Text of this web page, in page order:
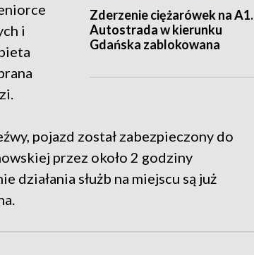
Zderzenie ciężarówek na A1.
Autostrada w kierunku
Gdańska zablokowana
i
pojazd został zabezpieczony do
przez około 2 godziny
działania służb na miejscu są już